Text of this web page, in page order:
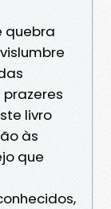
quebra
livro
às
que